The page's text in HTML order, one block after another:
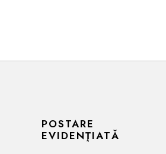
POSTARE
EVIDENŢIATĂ